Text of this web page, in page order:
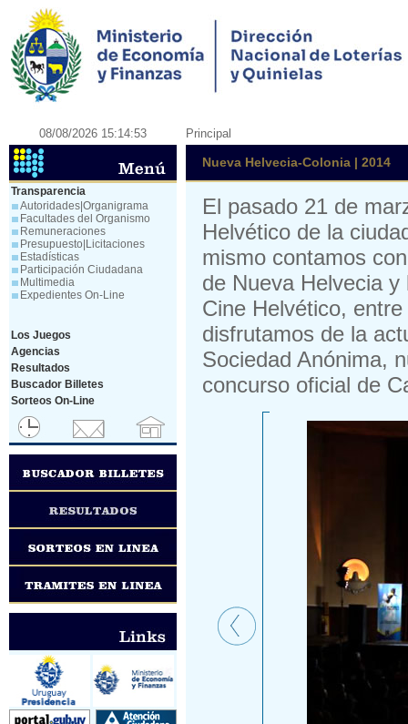
08/08/2026 15:14:53 Principal
Transparencia
Autoridades|Organigrama
Facultades del Organismo
Remuneraciones
Presupuesto|Licitaciones
Estadísticas
Participación Ciudadana
Multimedia
Expedientes On-Line
Los Juegos
Agencias
Resultados
Buscador Billetes
Sorteos On-Line
Nueva Helvecia-Colonia | 2014
El pasado 21 de
Helvético de la
mismo contamos
de Nueva Helvecia
Cine Helvético,
disfrutamos de la
Sociedad Anónima,
concurso oficial de